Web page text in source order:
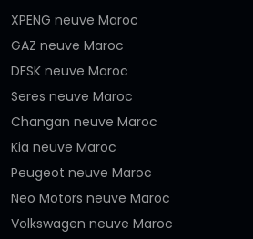
XPENG neuve Maroc
GAZ neuve Maroc
DFSK neuve Maroc
Seres neuve Maroc
Changan neuve Maroc
Kia neuve Maroc
Peugeot neuve Maroc
Neo Motors neuve Maroc
Volkswagen neuve Maroc